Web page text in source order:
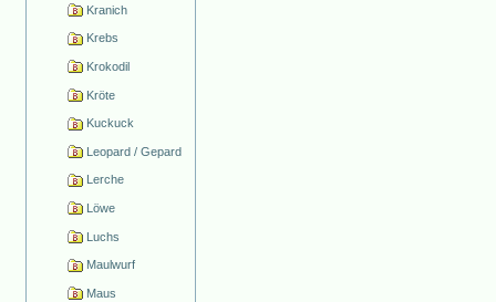
Kranich
Krebs
Krokodil
Kröte
Kuckuck
Leopard / Gepard
Lerche
Löwe
Luchs
Maulwurf
Maus